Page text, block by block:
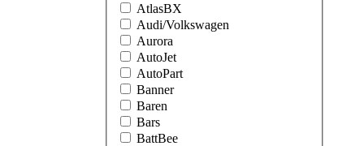
AtlasBX
Audi/Volkswagen
Aurora
AutoJet
AutoPart
Banner
Baren
Bars
BattBee